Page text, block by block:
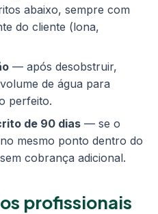
abaixo, sempre com
do cliente (lona,
— após desobstruir,
de água para
perfeito.
de 90 dias — se o
mesmo ponto dentro do
cobrança adicional.
profissionais